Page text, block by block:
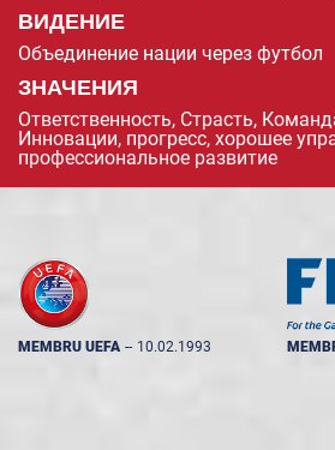
ВИДЕНИЕ
Объединение нации через футбол
ЗНАЧЕНИЯ
Ответственность, Страсть,
Инновации, прогресс, хорошее
профессиональное развитие
MEMBRU UEFA -- 10.02.1993